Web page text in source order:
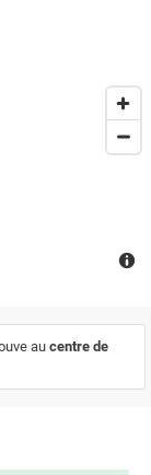
ou entre
des clients
10 personnes: 4
au centre de